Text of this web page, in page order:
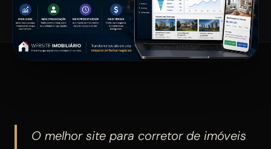
O melhor site para corretor de imóveis